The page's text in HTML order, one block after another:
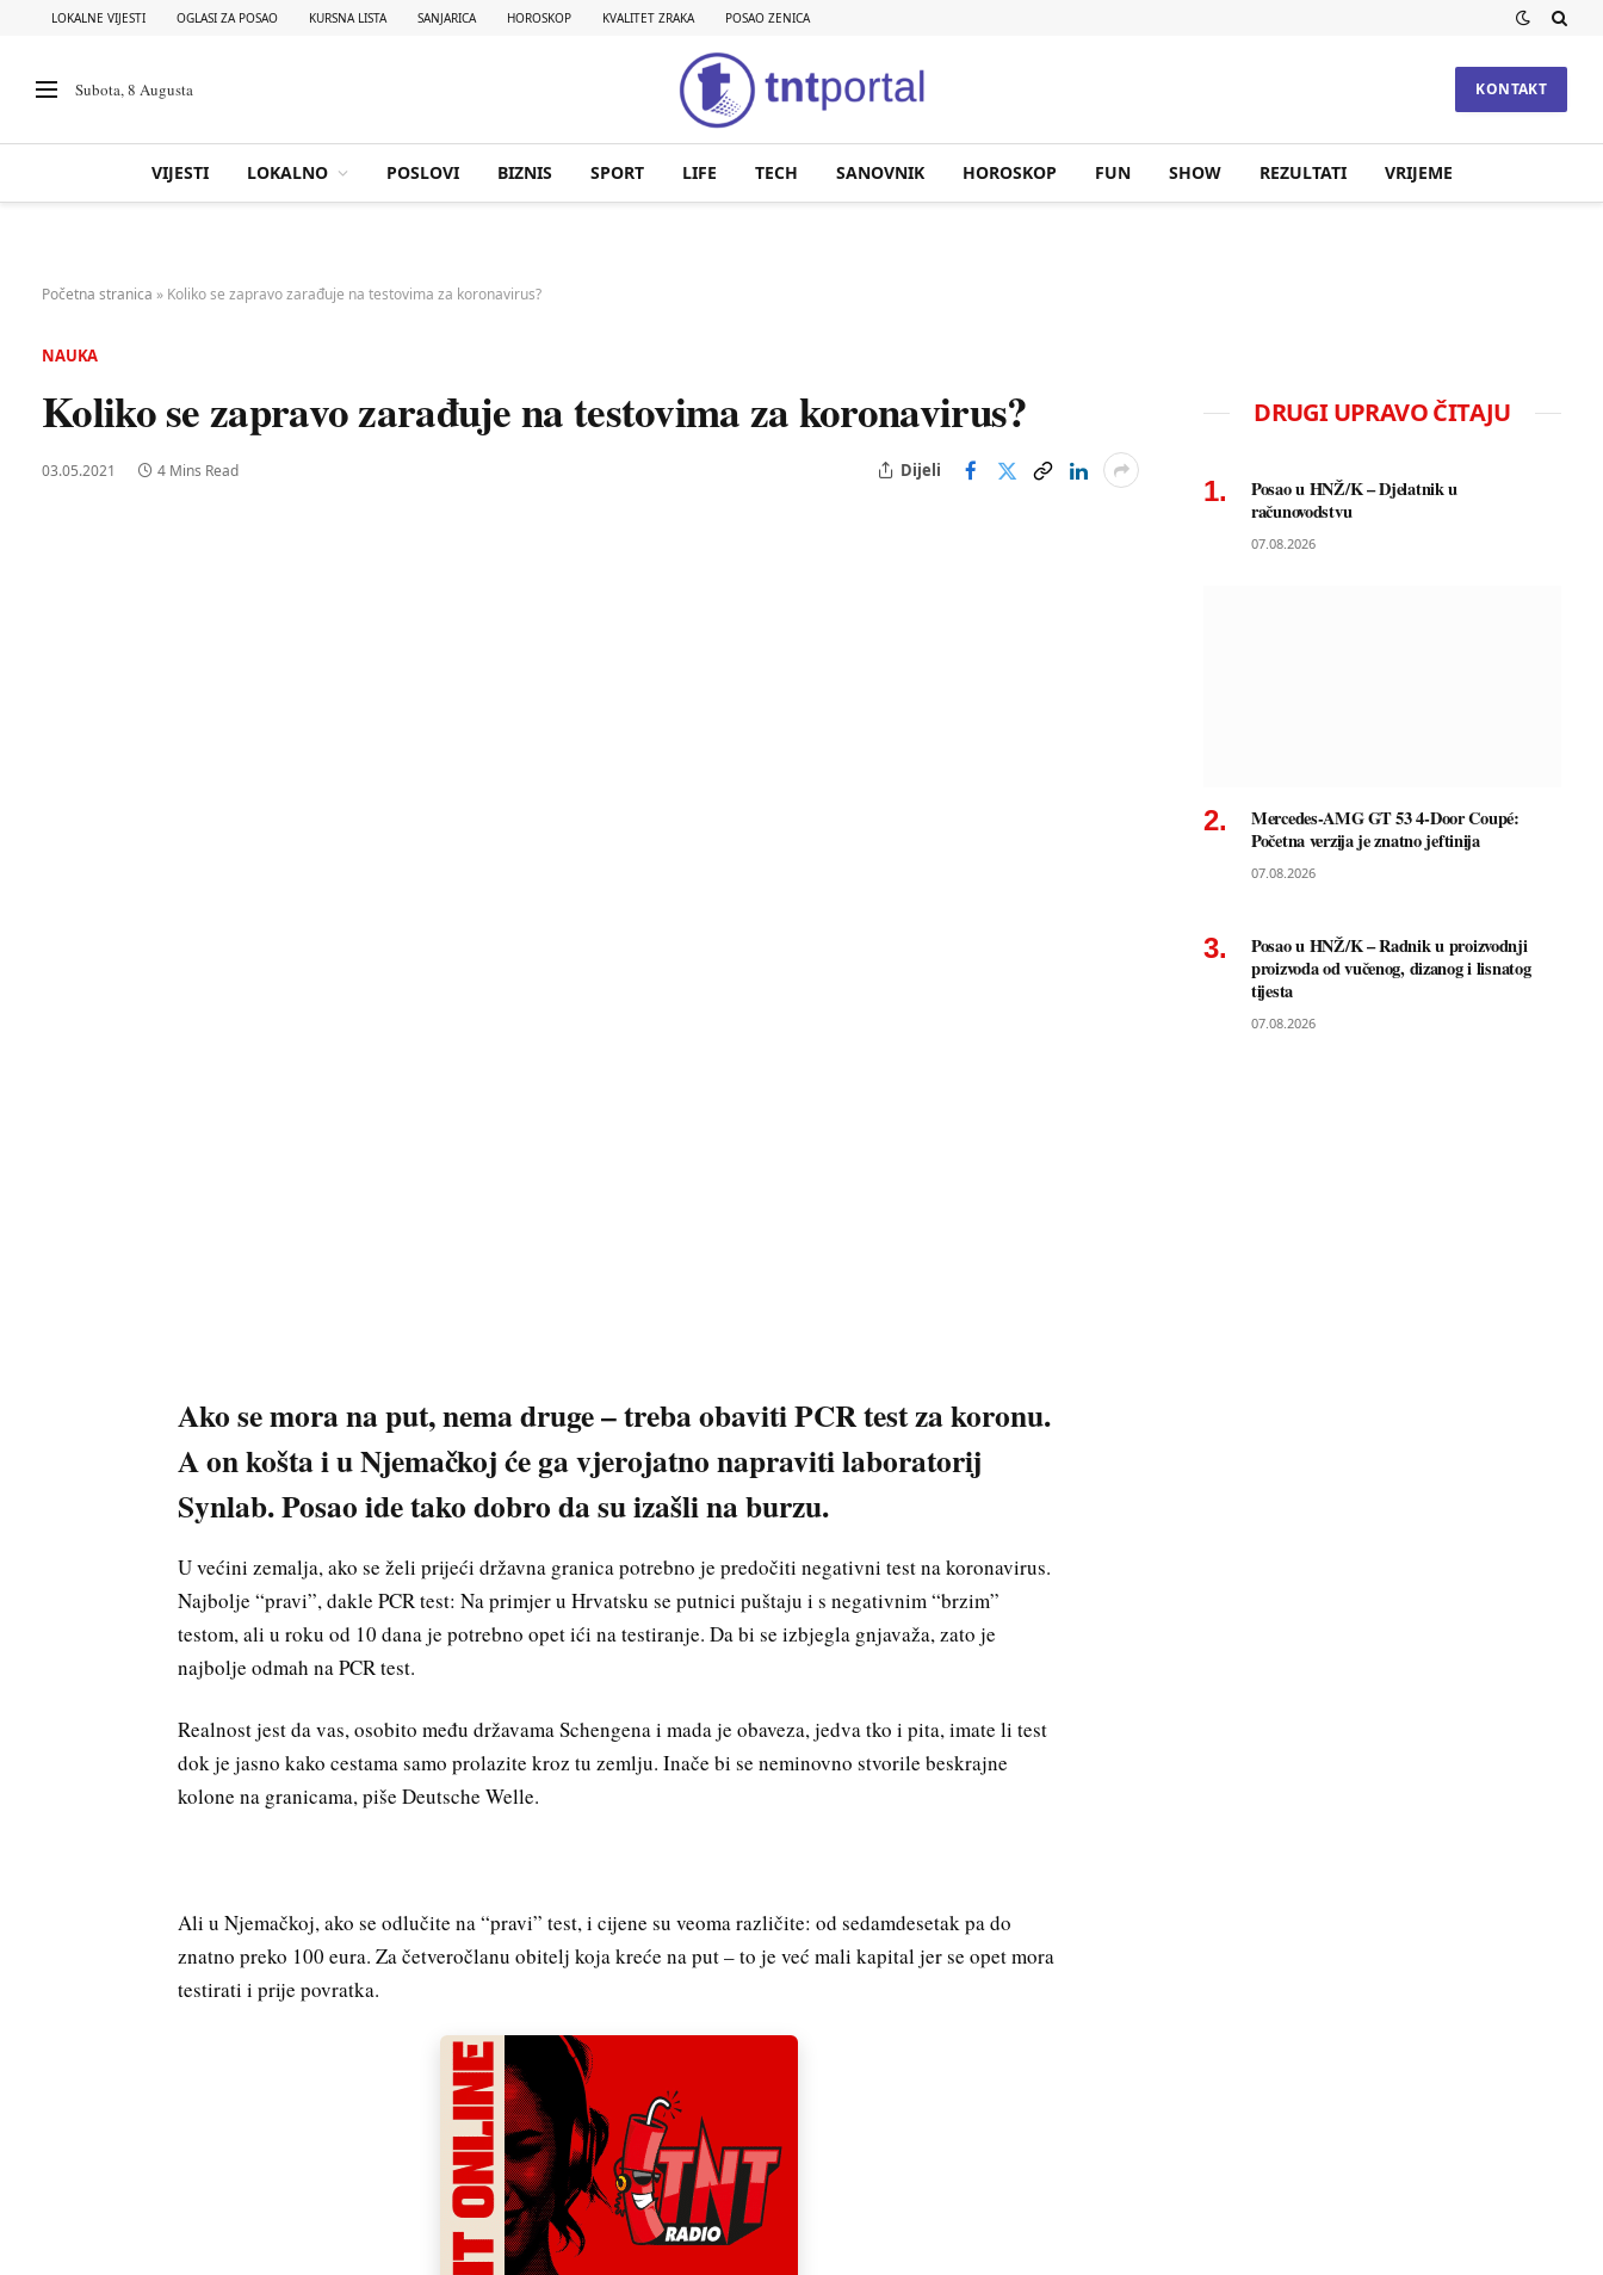
LOKALNE VIJESTI OGLASI ZA POSAO KURSNA LISTA SANJARICA HOROSKOP KVALITET ZRAKA POSAO ZENICA
Subota, 8 Augusta KONTAKT
VIJESTI LOKALNO POSLOVI BIZNIS SPORT LIFE TECH SANOVNIK HOROSKOP FUN SHOW REZULTATI VRIJEME
Početna stranica » Koliko se zapravo zarađuje na testovima za koronavirus?
NAUKA
Koliko se zapravo zarađuje na testovima za koronavirus?
03.05.2021 4 Mins Read Dijeli
Ako se mora na put, nema druge – treba obaviti PCR test za koronu.
A on košta i u Njemačkoj će ga vjerojatno napraviti laboratorij
Synlab. Posao ide tako dobro da su izašli na burzu.
U većini zemalja, ako se želi prijeći državna granica potrebno je predočiti negativni test na koronavirus.
Najbolje “pravi”, dakle PCR test: Na primjer u Hrvatsku se putnici puštaju i s negativnim “brzim”
testom, ali u roku od 10 dana je potrebno opet ići na testiranje. Da bi se izbjegla gnjavaža, zato je
najbolje odmah na PCR test.
Realnost jest da vas, osobito među državama Schengena i mada je obaveza, jedva tko i pita, imate li test
dok je jasno kako cestama samo prolazite kroz tu zemlju. Inače bi se neminovno stvorile beskrajne
kolone na granicama, piše Deutsche Welle.
Ali u Njemačkoj, ako se odlučite na “pravi” test, i cijene su veoma različite: od sedamdesetak pa do
znatno preko 100 eura. Za četveročlanu obitelj koja kreće na put – to je već mali kapital jer se opet mora
testirati i prije povratka.
DRUGI UPRAVO ČITAJU
Posao u HNŽ/K – Djelatnik u
računovodstvu
07.08.2026
Mercedes-AMG GT 53 4-Door Coupé:
Početna verzija je znatno jeftinija
07.08.2026
Posao u HNŽ/K – Radnik u proizvodnji
proizvoda od vučenog, dizanog i lisnatog
tijesta
07.08.2026